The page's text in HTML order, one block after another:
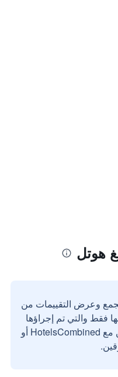
هوتل
وعرض التقييمات من
فقط والتي تم إجراؤها
بواسطة مستخدمين حقيقيين مع HotelsCombined أو